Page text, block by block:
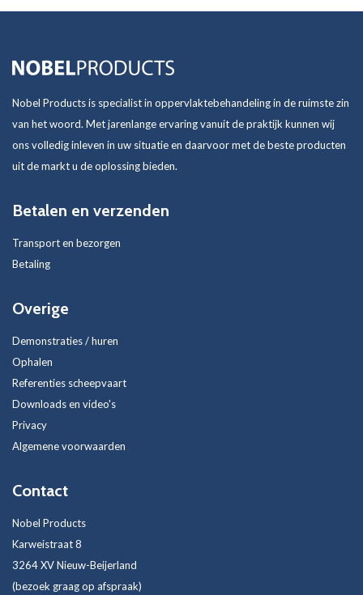
Nobel Products is specialist in oppervlaktebehandeling in de ruimste zin
van het woord. Met jarenlange ervaring vanuit de praktijk kunnen wij
ons volledig inleven in uw situatie en daarvoor met de beste producten
uit de markt u de oplossing bieden.
Betalen en verzenden
Transport en bezorgen
Betaling
Overige
Demonstraties / huren
Ophalen
Referenties scheepvaart
Downloads en video's
Privacy
Algemene voorwaarden
Contact
Nobel Products
Karweistraat 8
3264 XV Nieuw-Beijerland
(bezoek graag op afspraak)